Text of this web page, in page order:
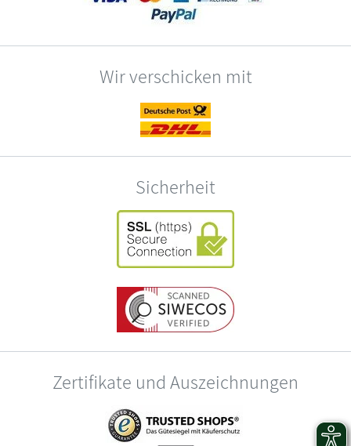
Wir verschicken mit
Sicherheit
Zertifikate und Auszeichnungen